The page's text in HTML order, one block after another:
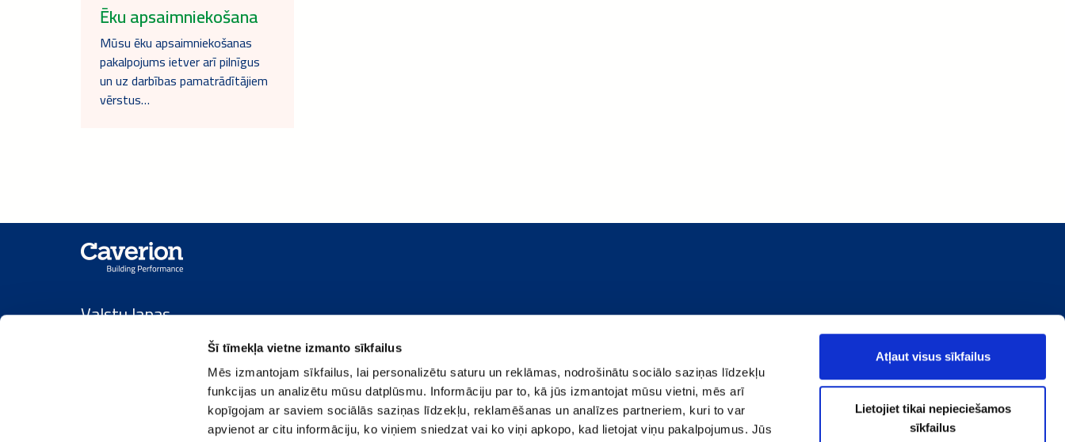
Šī tīmekļa vietne izmanto sīkfailus
Mēs izmantojam sīkfailus, lai personalizētu saturu un reklāmas, nodrošinātu sociālo saziņas līdzekļu
funkcijas un analizētu mūsu datplūsmu. Informāciju par to, kā jūs izmantojat mūsu vietni, mēs arī
kopīgojam ar saviem sociālās saziņas līdzekļu, reklamēšanas un analīzes partneriem, kuri to var
apvienot ar citu informāciju, ko viņiem sniedzat vai ko viņi apkopo, kad lietojat viņu pakalpojumus. Jūs
Atļaut visus sīkfailus
Lietojiet tikai nepieciešamos
sīkfailus
Ēku apsaimniekošana
Mūsu ēku apsaimniekošanas
pakalpojums ietver arī pilnīgus
un uz darbības pamatrādītājiem
vērstus…
Valstu lapas
Austrija/Dānija/Somija/Igaunija/